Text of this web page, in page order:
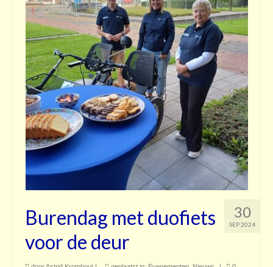
Contact
30
SEP 2024
Burendag met duofiets
voor de deur